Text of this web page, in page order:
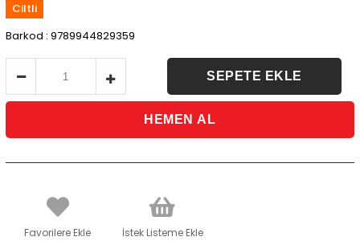
Ciltli
Barkod : 9789944829359
Favorilere Ekle İstek Listeme Ekle